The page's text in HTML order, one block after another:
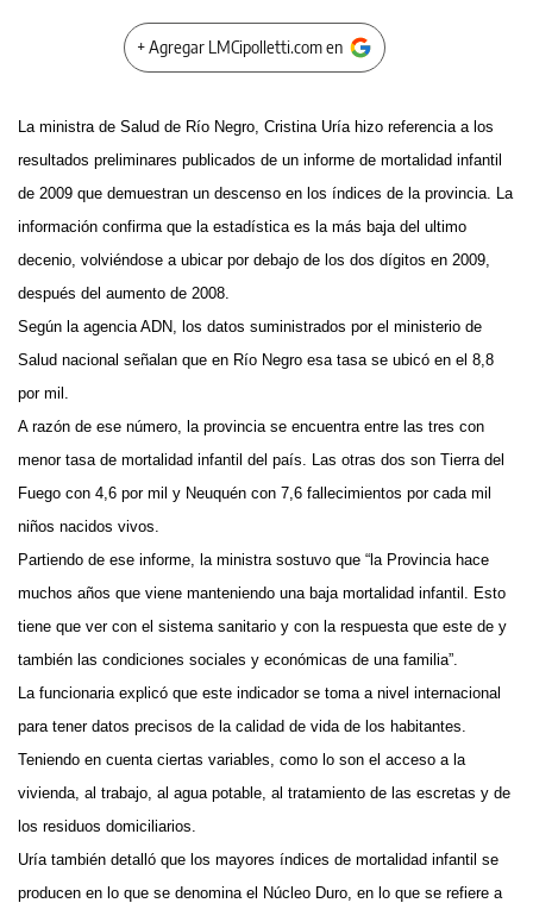
+ Agregar LMCipolletti.com en
La ministra de Salud de Río Negro, Cristina Uría hizo referencia a los
resultados preliminares publicados de un informe de mortalidad infantil
de 2009 que demuestran un descenso en los índices de la provincia. La
información confirma que la estadística es la más baja del ultimo
decenio, volviéndose a ubicar por debajo de los dos dígitos en 2009,
después del aumento de 2008.
Según la agencia ADN, los datos suministrados por el ministerio de
Salud nacional señalan que en Río Negro esa tasa se ubicó en el 8,8
por mil.
A razón de ese número, la provincia se encuentra entre las tres con
menor tasa de mortalidad infantil del país. Las otras dos son Tierra del
Fuego con 4,6 por mil y Neuquén con 7,6 fallecimientos por cada mil
niños nacidos vivos.
Partiendo de ese informe, la ministra sostuvo que “la Provincia hace
muchos años que viene manteniendo una baja mortalidad infantil. Esto
tiene que ver con el sistema sanitario y con la respuesta que este de y
también las condiciones sociales y económicas de una familia”.
La funcionaria explicó que este indicador se toma a nivel internacional
para tener datos precisos de la calidad de vida de los habitantes.
Teniendo en cuenta ciertas variables, como lo son el acceso a la
vivienda, al trabajo, al agua potable, al tratamiento de las escretas y de
los residuos domiciliarios.
Uría también detalló que los mayores índices de mortalidad infantil se
producen en lo que se denomina el Núcleo Duro, en lo que se refiere a